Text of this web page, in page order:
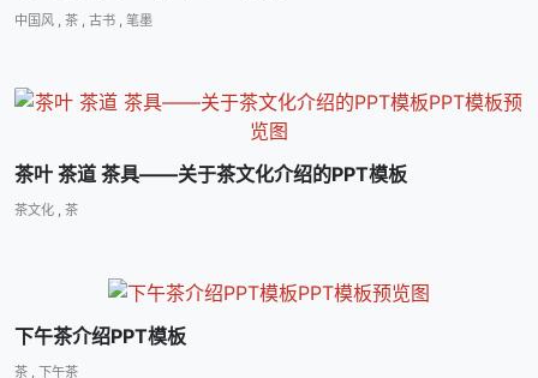
中国风 茶 古书 笔墨
茶叶 茶道 茶具――关于茶文化介绍的PPT模板
茶文化 茶
下午茶介绍PPT模板
茶 , 下午茶